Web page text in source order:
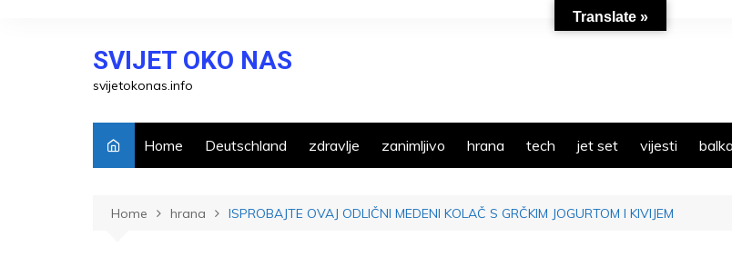
SVIJET OKO NAS
svijetokonas.info
Home Deutschland zdravlje zanimljivo hrana tech jet set vijesti
Home hrana ISPROBAJTE OVAJ ODLIČNI MEDENI KOLAČ S GRČKIM JOGURTOM I KIVIJEM
Translate »